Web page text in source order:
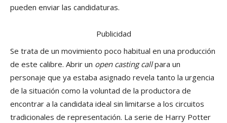
pueden enviar las candidaturas.
Publicidad
Se trata de un movimiento poco habitual en una producción
de este calibre. Abrir un open casting callpara un
personaje que ya estaba asignado revela tanto la urgencia
de la situación como la voluntad de la productora de
encontrar a la candidata ideal sin limitarse a los circuitos
tradicionales de representación. La serie de Harry Potter